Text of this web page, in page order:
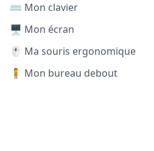
⌨️ Mon clavier
🖥️ Mon écran
🖱️ Ma souris ergonomique
🧍 Mon bureau debout